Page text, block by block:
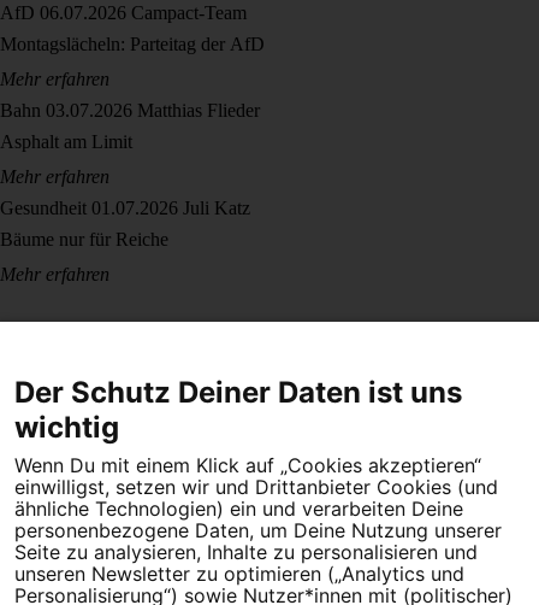
AfD 06.07.2026 Campact-Team
Montagslächeln: Parteitag der AfD
Mehr erfahren
Bahn 03.07.2026 Matthias Flieder
Asphalt am Limit
Mehr erfahren
Gesundheit 01.07.2026 Juli Katz
Bäume nur für Reiche
Mehr erfahren
Dein Engagement macht den Unterschied. Schließe Dich 4,5
Millionen Menschen an.
Newsletter bestellen
Der Schutz Deiner Daten ist uns
wichtig
Wenn Du mit einem Klick auf „Cookies akzeptieren“
einwilligst, setzen wir und Drittanbieter Cookies (und
ähnliche Technologien) ein und verarbeiten Deine
personenbezogene Daten, um Deine Nutzung unserer
Seite zu analysieren, Inhalte zu personalisieren und
unseren Newsletter zu optimieren („Analytics und
Personalisierung“) sowie Nutzer*innen mit (politischer)